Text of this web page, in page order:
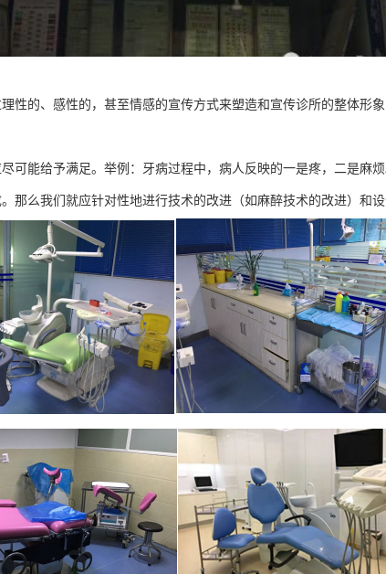
性的、感性的，甚至情感的宣传方式来塑造和宣传诊所的整体形
可能给予满足。举例：牙病过程中，病人反映的一是疼，二是麻
那么我们就应针对性地进行技术的改进（如麻醉技术的改进）和设